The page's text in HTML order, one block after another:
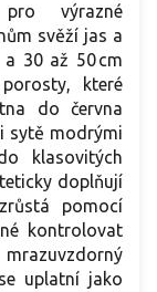
pro výrazné
svěží jas a
30 až 50 cm
které
do června
sytě modrými
klasovitých
doplňují
pomocí
kontrolovat
uplatní jako